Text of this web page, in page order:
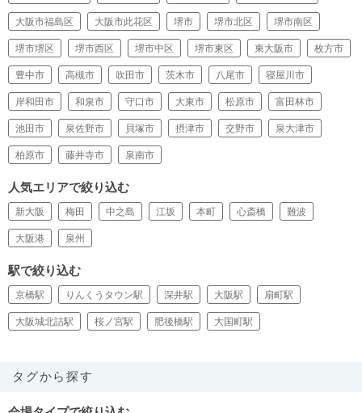
大阪市福島区 大阪市此花区 堺市 堺市北区 堺市南区
堺市堺区 堺市西区 堺市中区 堺市東区 東大阪市 枚方市
豊中市 高槻市 吹田市 茨木市 八尾市 寝屋川市
岸和田市 和泉市 守口市 大東市 松原市 富田林市
池田市 泉佐野市 貝塚市 摂津市 交野市 泉大津市
柏原市 藤井寺市 泉南市
人気エリアで絞り込む
新大阪 梅田 中之島 江坂 本町 心斎橋 難波
大阪港 泉州
駅で絞り込む
京橋駅 りんくうタウン駅 深井駅 大阪駅 扇町駅
大阪城北詰駅 桜ノ宮駅 肥後橋駅 大国町駅
タグから探す